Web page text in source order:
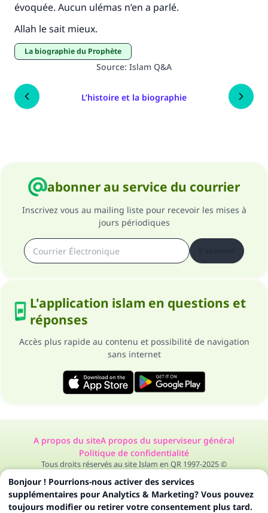
évoquée. Aucun ulémas n’en a parlé.
Allah le sait mieux.
La biographie du Prophète
Source: Islam Q&A
L’histoire et la biographie
abonner au service du courrier
Inscrivez vous au mailing liste pour recevoir les mises à
jours périodiques
L'application islam en questions et
réponses
Accès plus rapide au contenu et possibilité de navigation
sans internet
A propos du siteA propos du superviseur général
Politique de confidentialité
Tous droits réservés au site Islam en QR 1997-2025 ©
Bonjour ! Pourrions-nous activer des services
supplémentaires pour Analytics & Marketing? Vous pouvez
toujours modifier ou retirer votre consentement plus tard.